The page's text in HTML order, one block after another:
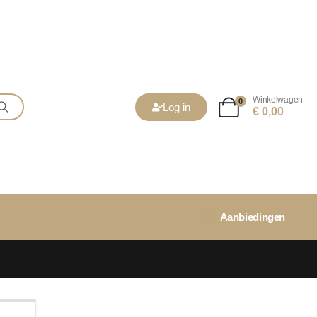
Log in 0 Winkelwagen
€ 0,00
Aanbiedingen